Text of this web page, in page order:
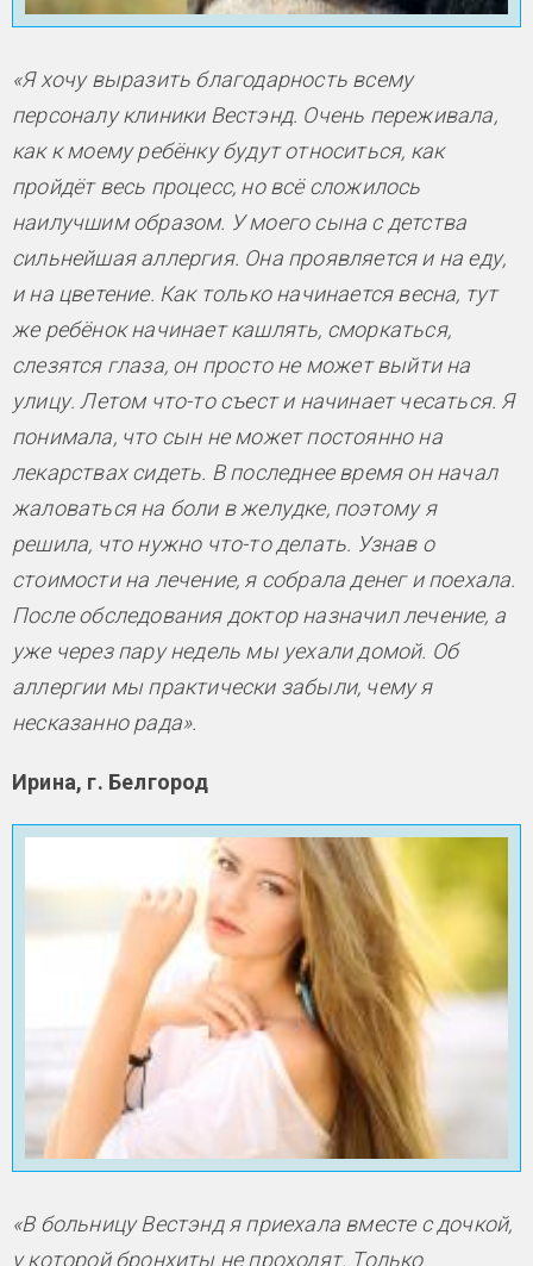
«Я хочу выразить благодарность всему
персоналу клиники Вестэнд. Очень переживала,
как к моему ребёнку будут относиться, как
пройдёт весь процесс, но всё сложилось
наилучшим образом. У моего сына с детства
сильнейшая аллергия. Она проявляется и на еду,
и на цветение. Как только начинается весна, тут
же ребёнок начинает кашлять, сморкаться,
слезятся глаза, он просто не может выйти на
улицу. Летом что-то съест и начинает чесаться. Я
понимала, что сын не может постоянно на
лекарствах сидеть. В последнее время он начал
жаловаться на боли в желудке, поэтому я
решила, что нужно что-то делать. Узнав о
стоимости на лечение, я собрала денег и поехала.
После обследования доктор назначил лечение, а
уже через пару недель мы уехали домой. Об
аллергии мы практически забыли, чему я
несказанно рада».
Ирина, г. Белгород
«В больницу Вестэнд я приехала вместе с дочкой,
у которой бронхиты не проходят. Только